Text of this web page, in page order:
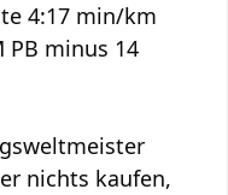
4:17 min/km
PB minus 14
nichts kaufen,